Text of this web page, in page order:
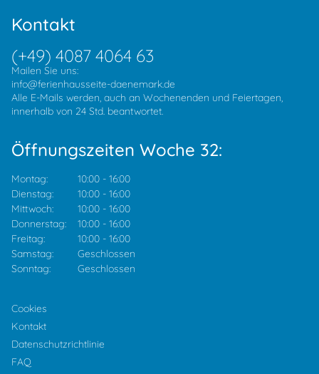
Kontakt
(+49) 4087 4064 63
Mailen Sie uns:
info@ferienhausseite-daenemark.de
Alle E-Mails werden, auch an Wochenenden und Feiertagen,
innerhalb von 24 Std. beantwortet.
Öffnungszeiten Woche 32:
Montag: 10:00 - 16:00
Dienstag:
10:00 - 16:00
Mittwoch:
10:00 - 16:00
Donnerstag:
10:00 - 16:00
Freitag:
10:00 - 16:00
Samstag:
Geschlossen
Sonntag:
Geschlossen
Cookies
Kontakt
Datenschutzrichtlinie
FAQ